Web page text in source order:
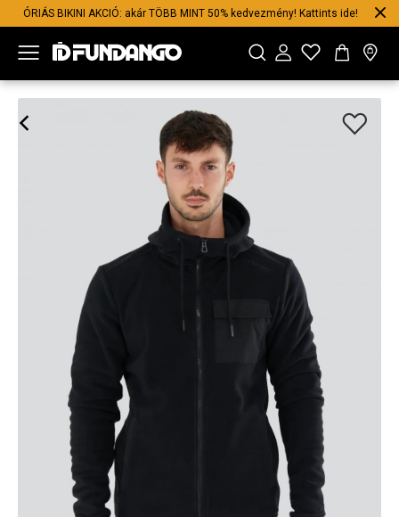
ÓRIÁS BIKINI AKCIÓ: akár TÖBB MINT 50% kedvezmény! Kattints ide!